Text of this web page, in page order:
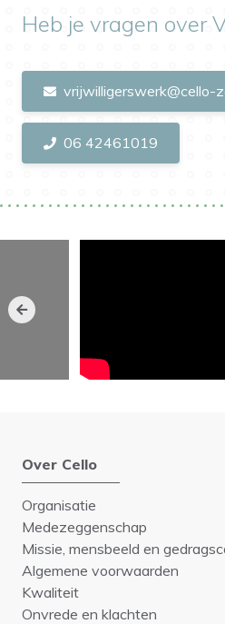
Heb je vragen over
vrijwilligerswerk@cello-
06 42461019
Over Cello
Organisatie
Medezeggenschap
Missie, mensbeeld en
Algemene voorwaarden
Kwaliteit
Onvrede en klachten